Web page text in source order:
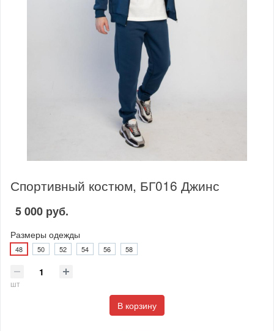
Спортивный костюм, БГ016 Джинс
5 000 руб.
Размеры одежды
48 50 52 54 56 58
шт
В корзину